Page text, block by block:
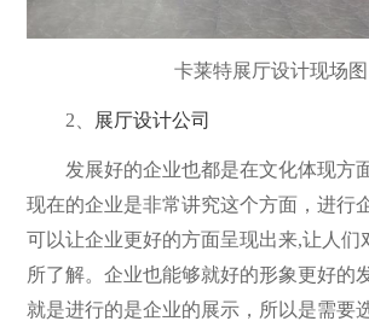
卡莱特展厅设计现场图
2、 展厅设计公司
发展好的企业也都是在文化体现方
现在的企业是非常讲究这个方面，进行
可以让企业更好的方面呈现出来,让人们
所了解。企业也能够就好的形象更好的
就是进行的是企业的展示，所以是需要